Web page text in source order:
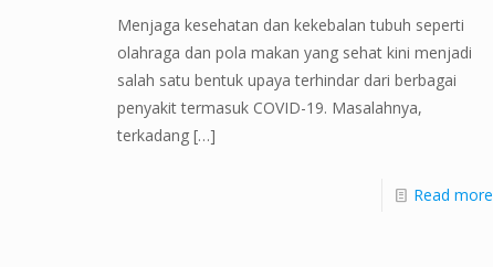
Menjaga kesehatan dan kekebalan tubuh seperti
olahraga dan pola makan yang sehat kini menjadi
salah satu bentuk upaya terhindar dari berbagai
penyakit termasuk COVID-19. Masalahnya,
terkadang[…]
Read more